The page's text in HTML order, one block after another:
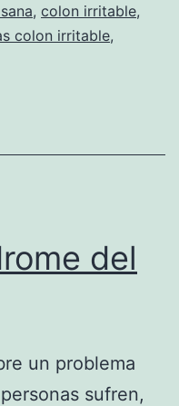
, colon irritable,
colon irritable,
del
un problema
sufren,